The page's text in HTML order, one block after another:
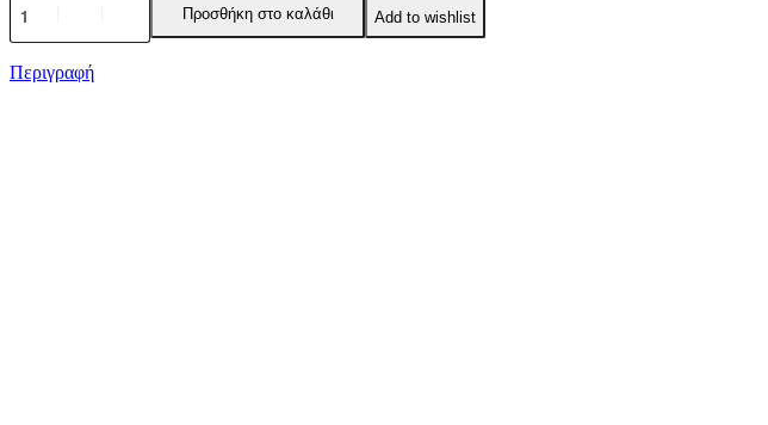
Προσθήκη στο καλάθι Add to wishlist
Περιγραφή